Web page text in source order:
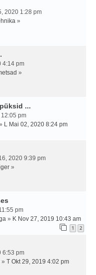
2020 1:28 pm
»
4:14 pm
»
...
pm
L Mai 02, 2020 8:24 pm
2020 9:39 pm
»
pm
» K Nov 27, 2019 10:43 am
1 2
6:53 pm
» T Okt 29, 2019 4:02 pm